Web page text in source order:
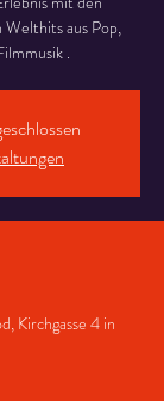
aus Pop,
.
Kirchgasse 4 in